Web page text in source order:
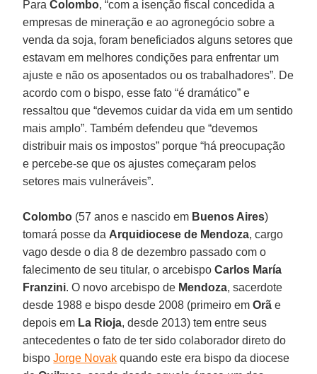
ParaColombo, “com a isenção fiscal concedida a
empresas de mineração e ao agronegócio sobre a
venda da soja, foram beneficiados alguns setores que
estavam em melhores condições para enfrentar um
ajuste e não os aposentados ou os trabalhadores”. De
acordo com o bispo, esse fato “é dramático” e
ressaltou que “devemos cuidar da vida em um sentido
mais amplo”. Também defendeu que “devemos
distribuir mais os impostos” porque “há preocupação
e percebe-se que os ajustes começaram pelos
setores mais vulneráveis”.
Colombo (57 anos e nascido em Buenos Aires)
tomará posse da Arquidiocese de Mendoza, cargo
vago desde o dia 8 de dezembro passado com o
falecimento de seu titular, o arcebispoCarlos María
Franzini. O novo arcebispo de Mendoza, sacerdote
desde 1988 e bispo desde 2008 (primeiro emOrã e
depois em La Rioja, desde 2013) tem entre seus
antecedentes o fato de ter sido colaborador direto do
bispoJorge Novak quando este era bispo da diocese